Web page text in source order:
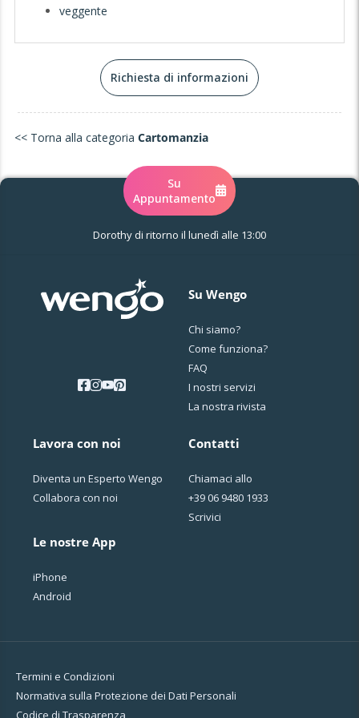
veggente
Richiesta di informazioni
<< Torna alla categoria Cartomanzia
Su
Appuntamento
Dorothy di ritorno il lunedì alle 13:00
Su Wengo
Chi siamo?
Come funziona?
FAQ
I nostri servizi
La nostra rivista
Lavora con noi
Diventa un Esperto Wengo
Collabora con noi
Le nostre App
iPhone
Android
Contatti
Chiamaci allo
+39 06 9480 1933
Scrivici
Termini e Condizioni
Normativa sulla Protezione dei Dati Personali
Codice di Trasparenza